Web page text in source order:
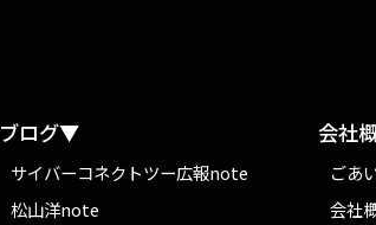
ブログ▼
サイバーコネクトツー広報note
松山洋note
会社
ごあ
会社